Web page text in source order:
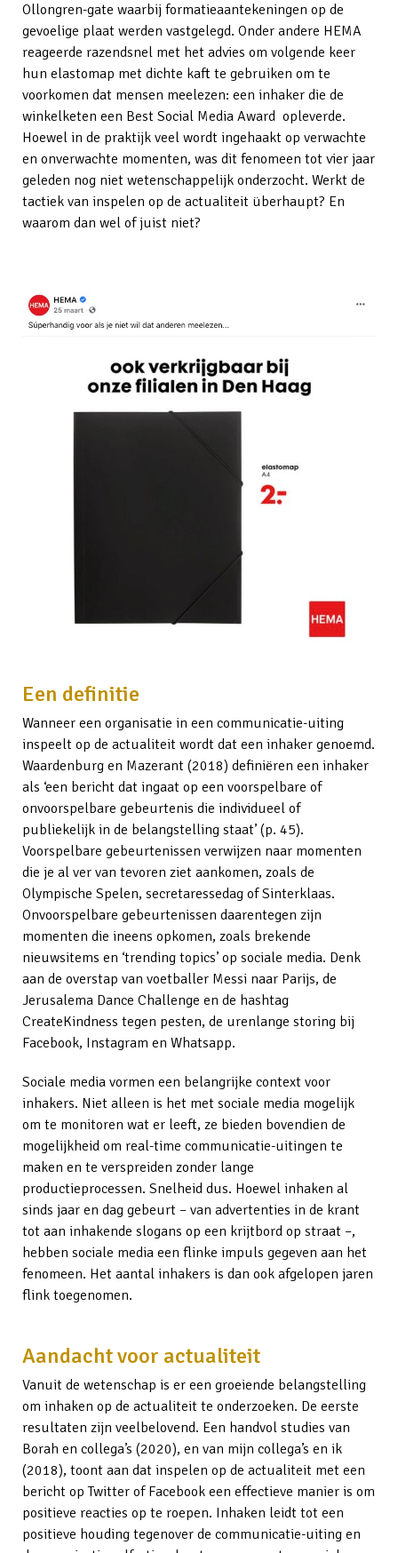
Ollongren-gate waarbij formatieaantekeningen op de
gevoelige plaat werden vastgelegd. Onder andere HEMA
reageerde razendsnel met het advies om volgende keer
hun elastomap met dichte kaft te gebruiken om te
voorkomen dat mensen meelezen: een inhaker die de
winkelketen een Best Social Media Award opleverde.
Hoewel in de praktijk veel wordt ingehaakt op verwachte
en onverwachte momenten, was dit fenomeen tot vier jaar
geleden nog niet wetenschappelijk onderzocht. Werkt de
tactiek van inspelen op de actualiteit überhaupt? En
waarom dan wel of juist niet?
Een definitie
Wanneer een organisatie in een communicatie-uiting
inspeelt op de actualiteit wordt dat een inhaker genoemd.
Waardenburg en Mazerant (2018) definiëren een inhaker
als ‘een bericht dat ingaat op een voorspelbare of
onvoorspelbare gebeurtenis die individueel of
publiekelijk in de belangstelling staat’ (p. 45).
Voorspelbare gebeurtenissen verwijzen naar momenten
die je al ver van tevoren ziet aankomen, zoals de
Olympische Spelen, secretaressedag of Sinterklaas.
Onvoorspelbare gebeurtenissen daarentegen zijn
momenten die ineens opkomen, zoals brekende
nieuwsitems en ‘trending topics’ op sociale media. Denk
aan de overstap van voetballer Messi naar Parijs, de
Jerusalema Dance Challenge en de hashtag
CreateKindness tegen pesten, de urenlange storing bij
Facebook, Instagram en Whatsapp.
Sociale media vormen een belangrijke context voor
inhakers. Niet alleen is het met sociale media mogelijk
om te monitoren wat er leeft, ze bieden bovendien de
mogelijkheid om real-time communicatie-uitingen te
maken en te verspreiden zonder lange
productieprocessen. Snelheid dus. Hoewel inhaken al
sinds jaar en dag gebeurt – van advertenties in de krant
tot aan inhakende slogans op een krijtbord op straat –,
hebben sociale media een flinke impuls gegeven aan het
fenomeen. Het aantal inhakers is dan ook afgelopen jaren
flink toegenomen.
Aandacht voor actualiteit
Vanuit de wetenschap is er een groeiende belangstelling
om inhaken op de actualiteit te onderzoeken. De eerste
resultaten zijn veelbelovend. Een handvol studies van
Borah en collega’s (2020), en van mijn collega’s en ik
(2018), toont aan dat inspelen op de actualiteit met een
bericht op Twitter of Facebook een effectieve manier is om
positieve reacties op te roepen. Inhaken leidt tot een
positieve houding tegenover de communicatie-uiting en